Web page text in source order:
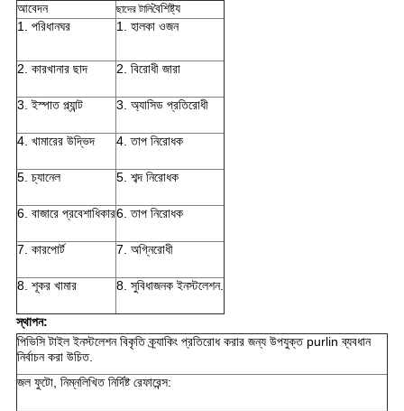
আবেদন
ছাদের টালিবৈশিষ্ট্য
1. পরিধানঘর
1. হালকা ওজন
2. কারখানার ছাদ 2. বিরোধী জারা
3. ইস্পাত প্ল্যান্ট 3. অ্যাসিড প্রতিরোধী
4. খামারের উদ্ভিদ 4. তাপ নিরোধক
5. চ্যানেল 5. শব্দ নিরোধক
6. বাজারে প্রবেশাধিকার6. তাপ নিরোধক
7. কারপোর্ট 7. অগ্নিরোধী
8. শূকর খামার 8. সুবিধাজনক ইনস্টলেশন.
স্থাপন:
পিভিসি টাইল ইনস্টলেশন বিকৃতি ক্র্যাকিং প্রতিরোধ করার জন্য উপযুক্ত purlin ব্যবধান
নির্বাচন করা উচিত.
জল ফুটো, নিম্নলিখিত নির্দিষ্ট রেফারেন্স: